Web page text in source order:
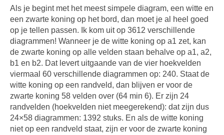
Als je begint met het meest simpele diagram, een witte en
een zwarte koning op het bord, dan moet je al heel goed
op je tellen passen. Ik kom uit op 3612 verschillende
diagrammen! Wanneer je de witte koning op a1 zet, kan
de zwarte koning op alle velden staan behalve op a1, a2,
b1 en b2. Dat levert uitgaande van de vier hoekvelden
viermaal 60 verschillende diagrammen op: 240. Staat de
witte koning op een randveld, dan blijven er voor de
zwarte koning 58 velden over (64 min 6). Er zijn 24
randvelden (hoekvelden niet meegerekend): dat zijn dus
24×58 diagrammen: 1392 stuks. En als de witte koning
niet op een randveld staat, zijn er voor de zwarte koning